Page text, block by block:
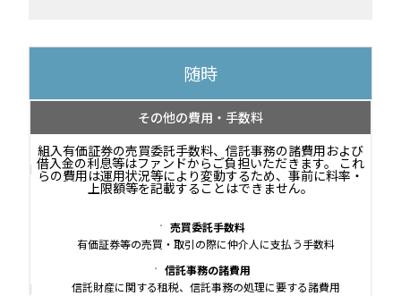
随時
その他の費用・手数料
組入有価証券の売買委託手数料、信託事務の諸費用および
借入金の利息等はファンドからご負担いただきます。 これ
らの費用は運用状況等により変動するため、事前に料率・
上限額等を記載することはできません。
売買委託手数料
有価証券等の売買・取引の際に仲介人に支払う手数料
信託事務の諸費用
信託財産に関する租税、信託事務の処理に要する諸費用